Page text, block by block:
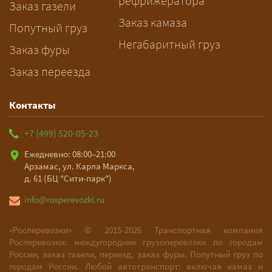
и подберёт машину. Все условия и
цена фиксируются в договоре;
оплата после доставки, перед
выгрузкой.
Заказ газели
Попутный груз
Заказ фуры
Заказ переезда
Заказ камаза
Негабаритный груз
Контакты
+7 (499) 520-05-23
Ежедневно: 08:00–21:00
Арзамас, ул. Карла Маркса,
д. 61 (БЦ "Сити-парк")
info@rosperevozki.ru
«Росперевозки» © 2015-2026
Транспортная компания
Росперевозки: междугородние грузоперевозки по городам
России, заказ газели, переезд, заказ фуры. Попутный груз по
городам России. Любой автотранспорт: включая камаз и